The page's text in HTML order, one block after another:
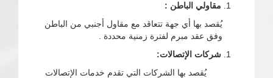
مقاولي الباطن :
يُقصد بها أي جهة تتعاقد مع مقاول أجنبي من الباطن
وفق عقد مبرم لفترة زمنية محددة .
شركات الإتصالات:
يُقصد بها الشركات التي تقدم خدمات الإتصالات